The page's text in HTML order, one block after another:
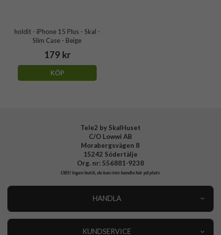
holdit - iPhone 15 Plus - Skal -
Slim Case - Beige
179 kr
KÖP
Tele2 by SkalHuset
C/O Lowwi AB
Morabergsvägen 8
15242 Södertälje
Org. nr: 556881-9238
OBS!Ingen butik, du kan inte handla här på plats
HANDLA
KUNDSERVICE